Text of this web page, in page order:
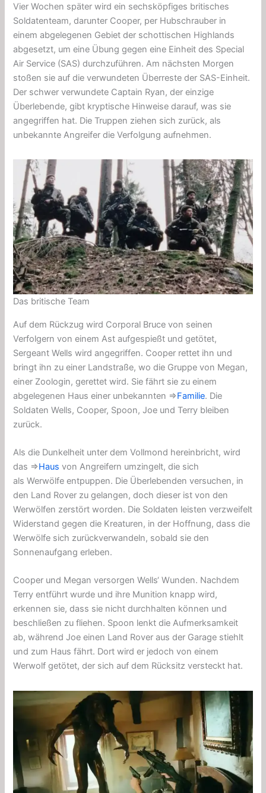
Vier Wochen später wird ein sechsköpfiges britisches
Soldatenteam, darunter Cooper, per Hubschrauber in
einem abgelegenen Gebiet der schottischen Highlands
abgesetzt, um eine Übung gegen eine Einheit des Special
Air Service (SAS) durchzuführen. Am nächsten Morgen
stoßen sie auf die verwundeten Überreste der SAS-Einheit.
Der schwer verwundete Captain Ryan, der einzige
Überlebende, gibt kryptische Hinweise darauf, was sie
angegriffen hat. Die Truppen ziehen sich zurück, als
unbekannte Angreifer die Verfolgung aufnehmen.
Das britische Team
Auf dem Rückzug wird Corporal Bruce von seinen
Verfolgern von einem Ast aufgespießt und getötet,
Sergeant Wells wird angegriffen. Cooper rettet ihn und
bringt ihn zu einer Landstraße, wo die Gruppe von Megan,
einer Zoologin, gerettet wird. Sie fährt sie zu einem
abgelegenen Haus einer unbekannten ⇒Familie. Die
Soldaten Wells, Cooper, Spoon, Joe und Terry bleiben
zurück.
Als die Dunkelheit unter dem Vollmond hereinbricht, wird
das ⇒Haus von Angreifern umzingelt, die sich
alsWerwölfe entpuppen. Die Überlebenden versuchen, in
den Land Rover zu gelangen, doch dieser ist von den
Werwölfen zerstört worden. Die Soldaten leisten verzweifelt
Widerstand gegen die Kreaturen, in der Hoffnung, dass die
Werwölfe sich zurückverwandeln, sobald sie den
Sonnenaufgang erleben.
Cooper und Megan versorgen Wells‘ Wunden. Nachdem
Terry entführt wurde und ihre Munition knapp wird,
erkennen sie, dass sie nicht durchhalten können und
beschließen zu fliehen. Spoon lenkt die Aufmerksamkeit
ab, während Joe einen Land Rover aus der Garage stiehlt
und zum Haus fährt. Dort wird er jedoch von einem
Werwolf getötet, der sich auf dem Rücksitz versteckt hat.